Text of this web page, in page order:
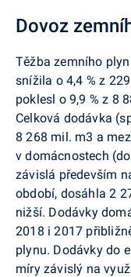
Dovoz
Těžba zemního
snížila o 4,4 % z
poklesl o 9,9 % z 8
Celková dodávka
8 268 mil. m3 a
v domácnostech
závislá především
období, dosáhla 2
nižší. Dodávky
2018 i 2017
plynu. Dodávky do
míry závislý na